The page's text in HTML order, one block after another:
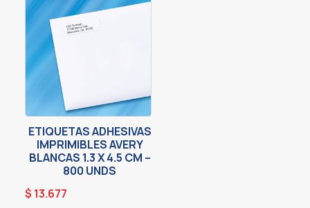
ETIQUETAS ADHESIVAS
IMPRIMIBLES AVERY
BLANCAS 1.3 X 4.5 CM –
800 UNDS
$ 13.677